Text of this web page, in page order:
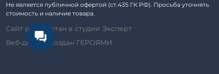
Кабины санитарно-технические
Козырьки входов для общественных зданий
Колонны железобетонные
Не является публичной офертой (ст.435 ГК РФ). Просьба уточнять
стоимость и наличие товара.
Сайт разработан в студии Эксперт
Веб-дизайн создан ГЕРОЯМИ